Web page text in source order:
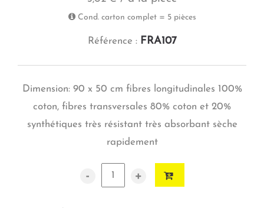
Cond. carton complet = 5 pièces
Référence : FRA107
Dimension: 90 x 50 cm fibres longitudinales 100%
coton, fibres transversales 80% coton et 20%
synthétiques très résistant très absorbant sèche
rapidement
- +